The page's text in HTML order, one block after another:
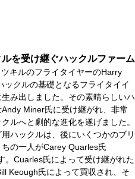
を受け継ぐハックルファーム
キルのフライタイヤーのHarry
クルの基礎となるフライタイイ
み出しました。その素晴らしいハ
Miner氏に受け継がれ、非常
ルへと劇的な進化を遂げました。
ハックルは、後にいくつかのブリ
の一人がCarey Quarles氏
。Cuarles氏によって受け継がれた
Keough氏によって買収され、そ